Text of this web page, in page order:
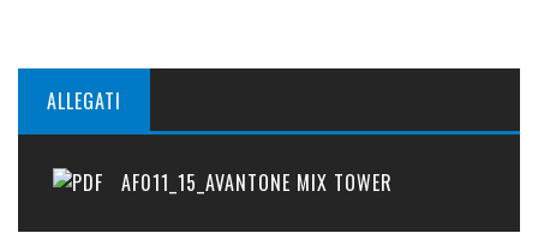
ALLEGATI
AF011_15_AVANTONE MIX TOWER